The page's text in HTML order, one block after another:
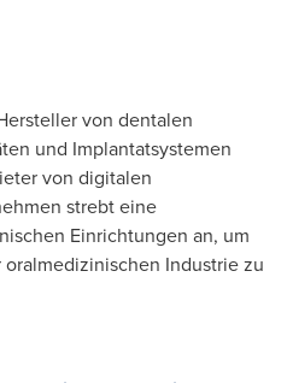
von dentalen
und Implantatsystemen
von digitalen
strebt eine
Einrichtungen an, um
Industrie zu